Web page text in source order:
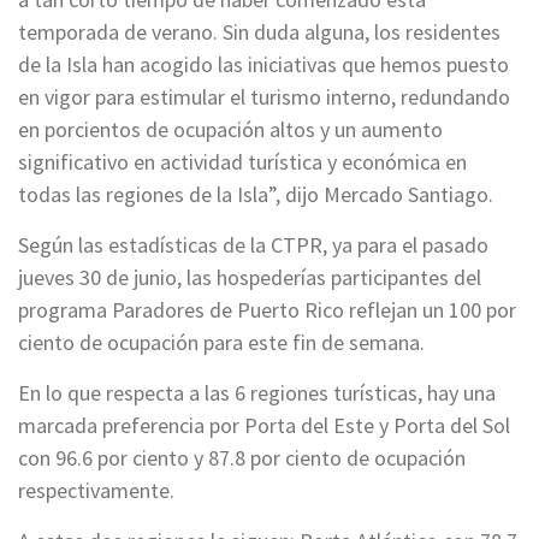
temporada de verano. Sin duda alguna, los residentes
de la Isla han acogido las iniciativas que hemos puesto
en vigor para estimular el turismo interno, redundando
en porcientos de ocupación altos y un aumento
significativo en actividad turística y económica en
todas las regiones de la Isla”, dijo Mercado Santiago.
Según las estadísticas de la CTPR, ya para el pasado
jueves 30 de junio, las hospederías participantes del
programa Paradores de Puerto Rico reflejan un 100 por
ciento de ocupación para este fin de semana.
En lo que respecta a las 6 regiones turísticas, hay una
marcada preferencia por Porta del Este y Porta del Sol
con 96.6 por ciento y 87.8 por ciento de ocupación
respectivamente.